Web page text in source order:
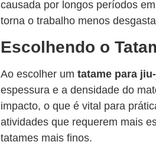
causada por longos períodos
torna o trabalho menos
Escolhendo o
Ao escolher umtatame para
espessura e a densidade do
impacto, o que é vital para
atividades que requerem mais
tatames mais finos.